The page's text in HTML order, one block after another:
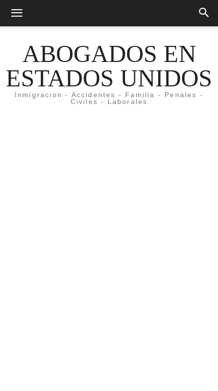
ABOGADOS EN
ESTADOS UNIDOS
Inmigracion - Accidentes - Familia - Penales -
Civiles - Laborales